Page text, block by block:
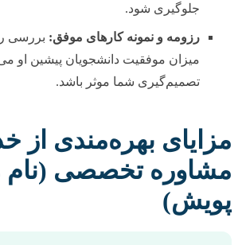
جلوگیری شود.
رزومه و نمونه کارهای موفق: بررسی
میزان موفقیت دانشجویان پیشین او
تصمیم‌گیری شما موثر باشد.
مزایای بهره‌مندی از
مشاوره تخصصی
پویش)